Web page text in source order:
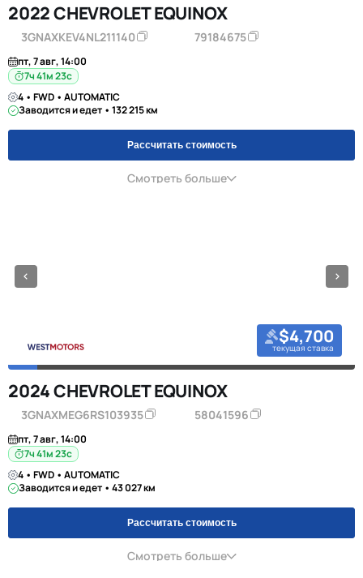
2022 CHEVROLET EQUINOX
3GNAXKEV4NL211140 79184675
пт, 7 авг, 14:00
7ч 41м 23с
4 • FWD • AUTOMATIC
Заводится и едет • 132 215 км
Рассчитать стоимость
Смотреть больше
$4,700
текущая ставка
2024 CHEVROLET EQUINOX
3GNAXMEG6RS103935 58041596
пт, 7 авг, 14:00
7ч 41м 23с
4 • FWD • AUTOMATIC
Заводится и едет • 43 027 км
Рассчитать стоимость
Смотреть больше